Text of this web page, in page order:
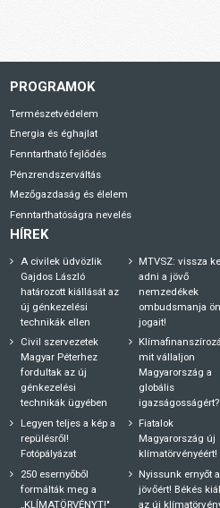
PROGRAMOK
Természetvédelem
Energia és éghajlat
Fenntartható fejlődés
Pénzrendszerváltás
Mezőgazdaság és élelem
Fenntarthatóságra nevelés
HÍREK
A civilek üdvözlik
Gajdos László
határozott kiállását az
új génkezelési
technikák ellen
Civil szervezetek
Magyar Péterhez
fordultak az új
génkezelési
technikák ügyében
Legyen teljes a kép a
repülésről!
Fotópályázat
250 esernyőből
formálták meg a
„KLÍMATÖRVÉNYT!"
MTVSZ: vissza
adni a jövő
nemzedékek
ombudsmanja
jogait!
mit vállaljon
Magyarország a
globális
igazságosságért?
Fiatalok
Magyarország új
klímatörvényéért!
Nyissunk ernyőt a
jövőért! Békés
az új